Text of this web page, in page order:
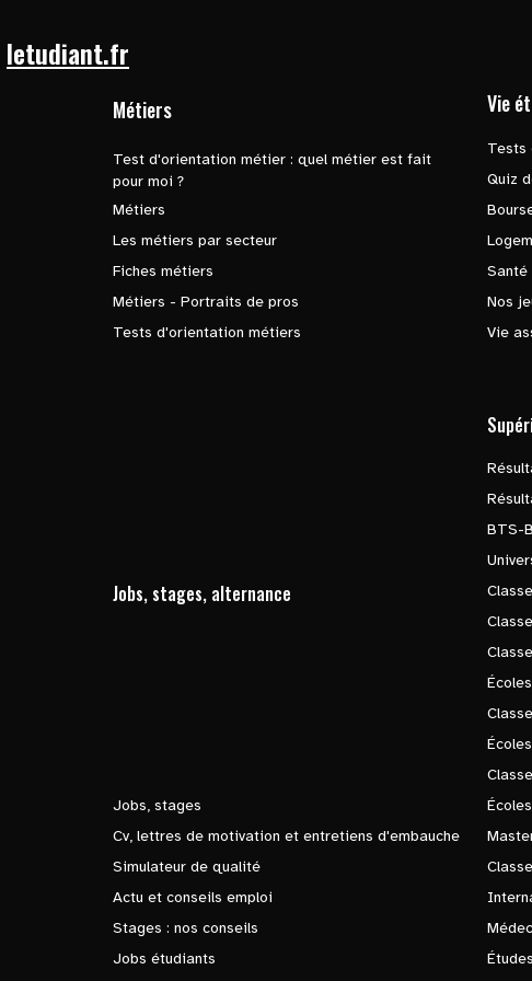
letudiant.fr
Métiers
Test d'orientation métier : quel métier est fait
pour moi ?
Métiers
Les métiers par secteur
Fiches métiers
Métiers - Portraits de pros
Tests d'orientation métiers
Vie
Tests
Quiz
Santé
Nos
Vie
Jobs, stages, alternance
Jobs, stages
Cv, lettres de motivation et entretiens d'embauche
Simulateur de qualité
Actu et conseils emploi
Stages : nos conseils
Jobs étudiants
BTS-